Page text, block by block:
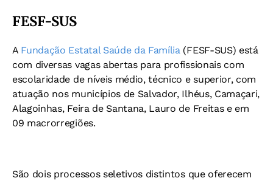
FESF-SUS
AFundação Estatal Saúde da Família(FESF-SUS) está
com diversas vagas abertas para profissionais com
escolaridade de níveis médio, técnico e superior, com
atuação nos municípios de Salvador, Ilhéus, Camaçari,
Alagoinhas, Feira de Santana, Lauro de Freitas e em
09 macrorregiões.
São dois processos seletivos distintos que oferecem